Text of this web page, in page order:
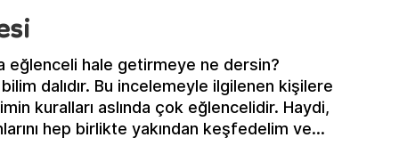
eğlenceli hale getirmeye ne dersin?
dalıdır. Bu incelemeyle ilgilenen kişilere
kuralları aslında çok eğlencelidir. Haydi,
hep birlikte yakından keşfedelim ve